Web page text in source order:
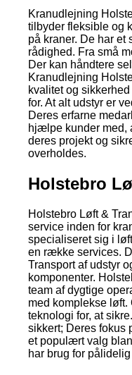
Kranudlejning
tilbyder fleksible og
på kraner. De har et
rådighed. Fra små
Der kan håndtere
Kranudlejning
kvalitet og
for. At alt udstyr er
Deres erfarne
hjælpe kunder med,
deres projekt og
overholdes.
Holstebro
Holstebro Løft &
service inden for
specialiseret sig i
en række services.
Transport af udstyr
komponenter.
team af dygtige
med komplekse løft.
teknologi for, at
sikkert; Deres fokus
et populært valg
har brug for